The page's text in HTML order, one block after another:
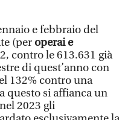
e febbraio del
(per operai e
contro le 613.631 già
di quest’anno con
132% contro una
questo si affianca un
2023 gli